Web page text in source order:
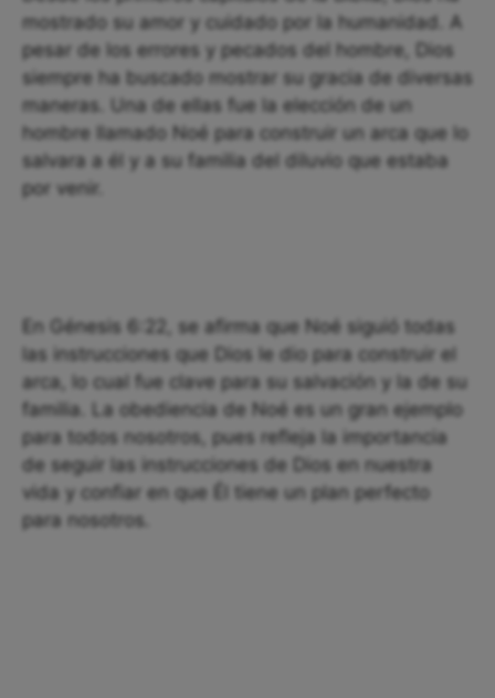
mostrado su amor y cuidado por la humanidad. A
pesar de los errores y pecados del hombre, Dios
siempre ha buscado mostrar su gracia de diversas
maneras. Una de ellas fue la elección de un
hombre llamado Noé para construir un arca que lo
salvara a él y a su familia del diluvio que estaba
por venir.
En Génesis 6:22, se afirma que Noé siguió todas
las instrucciones que Dios le dio para construir el
arca, lo cual fue clave para su salvación y la de su
familia. La obediencia de Noé es un gran ejemplo
para todos nosotros, pues refleja la importancia
de seguir las instrucciones de Dios en nuestra
vida y confiar en que Él tiene un plan perfecto
para nosotros.